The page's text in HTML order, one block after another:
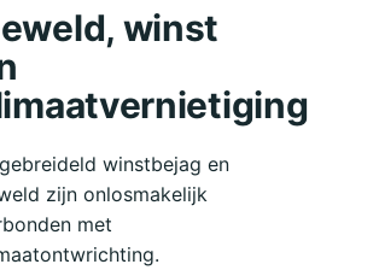
winst
winstbejag en
zijn onlosmakelijk
met